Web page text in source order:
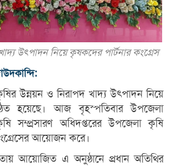
উৎপাদন নিয়ে কৃষকদের পার্টনার কংগ্রেস
উন্নয়ন ও নিরাপদ খাদ্য উৎপাদন নিয়ে
হয়েছে। আজ বৃহস্পতিবার উপজেলা
সম্প্রসারণ অধিদপ্তরের উপজেলা কৃষি
আয়োজন করে।
আয়োজিত এ অনুষ্ঠানে প্রধান অতিথির